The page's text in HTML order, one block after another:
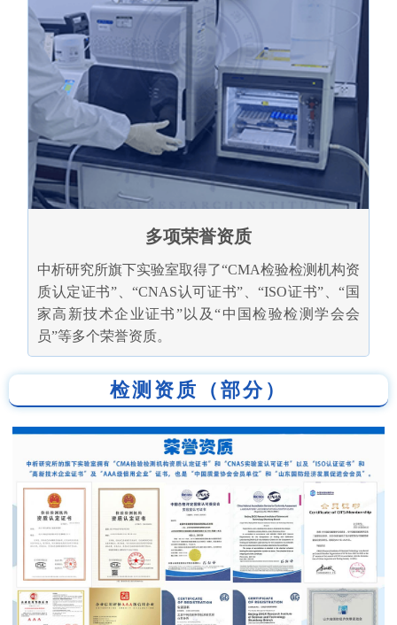
多项荣誉资质
中析研究所旗下实验室取得了“CMA检验检测机构资
质认定证书”、“CNAS认可证书”、“ISO证书”、“国
家高新技术企业证书”以及“中国检验检测学会会
员”等多个荣誉资质。
检测资质（部分）